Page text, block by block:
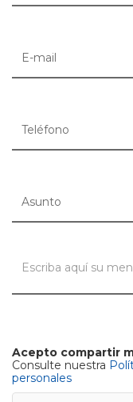
Acepto compartir
Consulte nuestra
personales